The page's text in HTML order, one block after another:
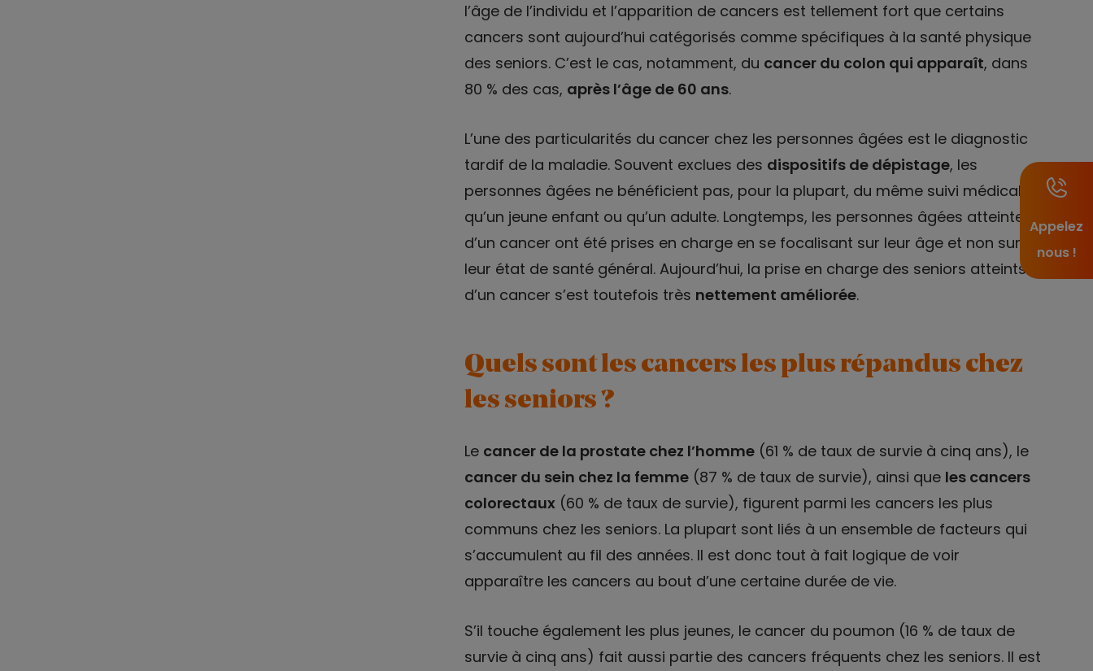
Appelez
nous !
l’âge de l’individu et l’apparition de cancers est tellement fort que certains
cancers sont aujourd’hui catégorisés comme spécifiques à la santé physique
des seniors. C’est le cas, notamment, du cancer du colon qui apparaît, dans
80 % des cas, après l’âge de 60 ans.
L’une des particularités du cancer chez les personnes âgées est le diagnostic
tardif de la maladie. Souvent exclues des dispositifs de dépistage, les
personnes âgées ne bénéficient pas, pour la plupart, du même suivi médical
qu’un jeune enfant ou qu’un adulte. Longtemps, les personnes âgées atteintes
d’un cancer ont été prises en charge en se focalisant sur leur âge et non sur
leur état de santé général. Aujourd’hui, la prise en charge des seniors atteints
d’un cancer s’est toutefois très nettement améliorée.
Quels sont les cancers les plus répandus chez
les seniors ?
Le cancer de la prostate chez l’homme(61 % de taux de survie à cinq ans), le
cancer du sein chez la femme(87 % de taux de survie), ainsi que les cancers
colorectaux(60 % de taux de survie), figurent parmi les cancers les plus
communs chez les seniors. La plupart sont liés à un ensemble de facteurs qui
s’accumulent au fil des années. Il est donc tout à fait logique de voir
apparaître les cancers au bout d’une certaine durée de vie.
S’il touche également les plus jeunes, le cancer du poumon (16 % de taux de
survie à cinq ans) fait aussi partie des cancers fréquents chez les seniors. Il est